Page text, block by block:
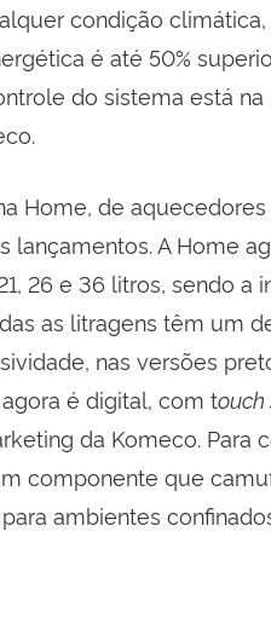
condição
é até 50%
do sistema está
Home, de
A Home
26 e 36 litros, sendo a
as litragens têm um
nas versões
é digital, com touch
da Komeco. Para
componente que
ambientes